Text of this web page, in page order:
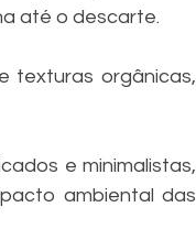
até o descarte.
texturas orgânicas,
e minimalistas,
ambiental das